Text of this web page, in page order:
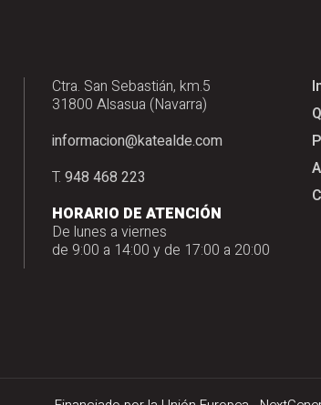
Ctra. San Sebastián, km.5
31800 Alsasua (Navarra)
informacion@katealde.com
T. 948 468 223
HORARIO DE ATENCIÓN
De lunes a viernes
de 9:00 a 14:00 y de 17:00 a 20:00